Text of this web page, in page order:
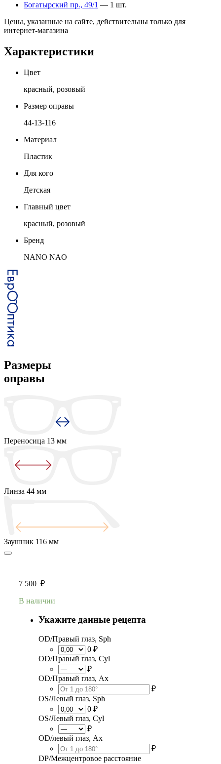
Богатырский пр., 49/1 — 1 шт.
Цены, указанные на сайте, действительны только для
интернет-магазина
Характеристики
Цвет
красный, розовый
Размер оправы
44-13-116
Материал
Пластик
Для кого
Детская
Главный цвет
красный, розовый
Бренд
NANO NAO
Размеры
оправы
Переносица 13 мм
Линза 44 мм
Заушник 116 мм
7 500 ₽
В наличии
Укажите данные рецепта
OD/Правый глаз, Sph
0 ₽
OD/Правый глаз, Cyl
₽
OD/Правый глаз, Ax
₽
OS/Левый глаз, Sph
0 ₽
OS/Левый глаз, Cyl
₽
OD/левый глаз, Ax
₽
DP/Межцентровое расстояние